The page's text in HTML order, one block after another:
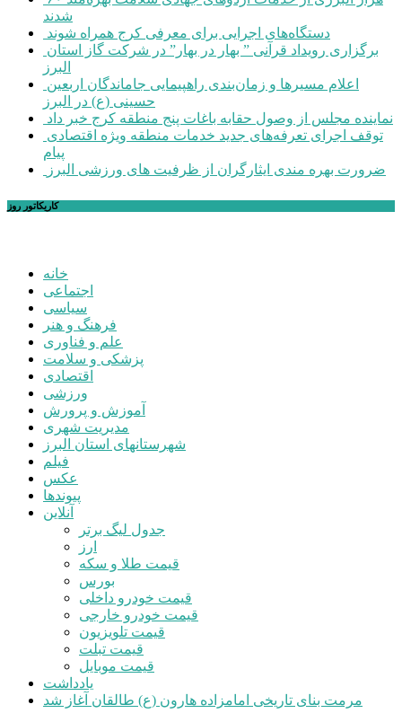
شدند
دستگاه‌های اجرایی برای معرفی کرج همراه شوند
البرز
حسینی (ع) در البرز
نماینده مجلس از وصول حقابه باغات پنج منطقه کرج خبر داد
پیام
ضرورت بهره مندی ایثارگران از ظرفیت های ورزشی البرز
کاریکاتور روز
خانه
اجتماعی
سیاسی
فرهنگ و هنر
علم و فناوری
پزشکی و سلامت
اقتصادی
ورزشی
آموزش و پرورش
مدیریت شهری
شهرستانهای استان البرز
فیلم
عکس
پیوندها
آنلاین
جدول لیگ برتر
ارز
قیمت طلا و سکه
بورس
قیمت خودرو داخلی
قیمت خودرو خارجی
قیمت تلویزیون
قیمت تبلت
قیمت موبایل
یادداشت
مرمت بنای تاریخی امامزاده هارون (ع) طالقان آغاز شد